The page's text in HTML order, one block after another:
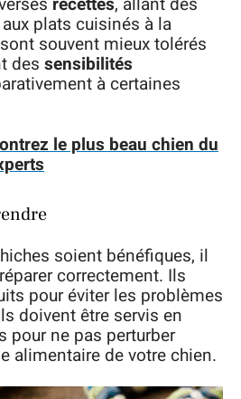
plats cuisinés à la
souvent mieux tolérés
des sensibilités
à certaines
le plus beau chien du
soient bénéfiques, il
correctement. Ils
pour éviter les problèmes
doivent être servis en
pour ne pas perturber
alimentaire de votre chien.